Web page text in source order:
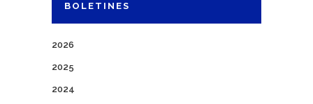
BOLETINES
2026
2025
2024